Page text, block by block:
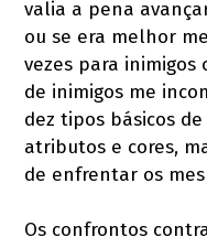
valia a pena
ou se era melhor
vezes para inimigos
de inimigos me
dez tipos básicos
atributos e cores,
de enfrentar os
Os confrontos